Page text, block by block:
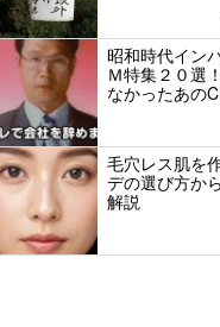
昭和時代イン
Ｍ特集２０選
なかったあの
毛穴レス肌を
デの選び方か
解説